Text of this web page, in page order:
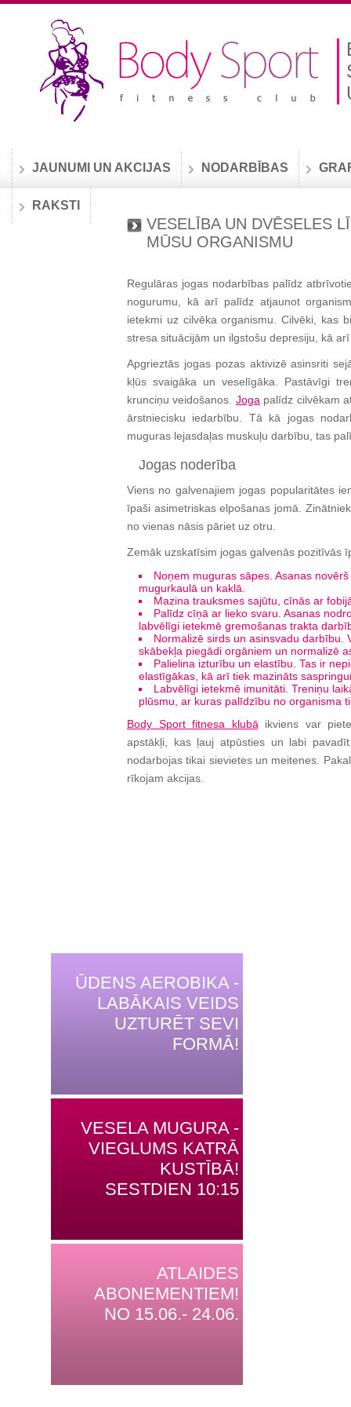
JAUNUMI UN AKCIJAS NODARBĪBAS
RAKSTI
VESELĪBA UN DVĒSELES
MŪSU ORGANISMU
Regulāras jogas nodarbības palīdz
nogurumu, kā arī palīdz atjaunot
ietekmi uz cilvēka organismu. Cilvēki, kas
stresa situācijām un ilgstošu depresiju, kā
Apgrieztās jogas pozas aktivizē asinsriti
kļūs svaigāka un veselīgāka. Pastāvīgi
krunciņu veidošanos. Joga palīdz cilvēkam
ārstniecisku iedarbību. Tā kā jogas
muguras lejasdaļas muskuļu darbību, tas
Jogas noderība
Viens no galvenajiem jogas popularitātes
īpaši asimetriskas elpošanas jomā.
no vienas nāsis pāriet uz otru.
Zemāk uzskatīsim jogas galvenās pozitīvās
Noņem muguras sāpes. Asanas
mugurkaulā un kaklā.
Mazina trauksmes sajūtu, cīnās ar
Palīdz cīņā ar lieko svaru. Asanas
labvēlīgi ietekmē gremošanas trakta
Normalizē sirds un asinsvadu darbību.
skābekļa piegādi orgāniem un normalizē
Palielina izturību un elastību. Tas ir
elastīgākas, kā arī tiek mazināts
Labvēlīgi ietekmē imunitāti. Treniņu
plūsmu, ar kuras palīdzību no organisma
Body Sport fitnesa klubā ikviens var
apstākļi, kas ļauj atpūsties un labi
nodarbojas tikai sievietes un meitenes.
rīkojam akcijas.
ŪDENS AEROBIKA -
LABĀKAIS VEIDS
UZTURĒT SEVI
FORMĀ!
VESELA MUGURA -
VIEGLUMS KATRĀ
KUSTĪBĀ!
SESTDIEN 10:15
ATLAIDES
ABONEMENTIEM!
NO 15.06.- 24.06.